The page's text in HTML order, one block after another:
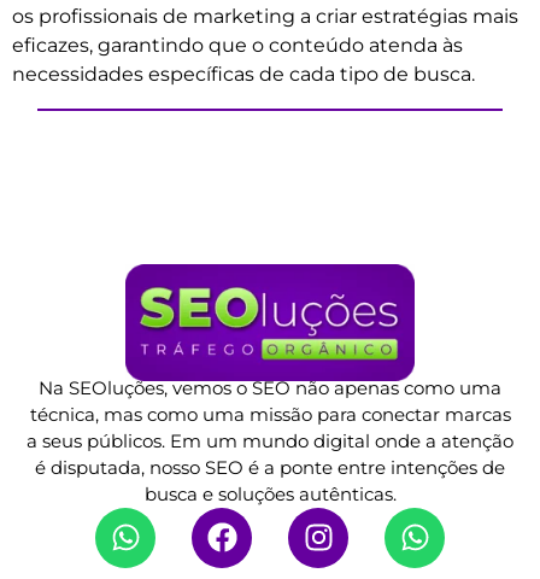
os profissionais de marketing a criar estratégias mais
eficazes, garantindo que o conteúdo atenda às
necessidades específicas de cada tipo de busca.
Na SEOluções, vemos o SEO não apenas como uma
técnica, mas como uma missão para conectar marcas
a seus públicos. Em um mundo digital onde a atenção
é disputada, nosso SEO é a ponte entre intenções de
busca e soluções autênticas.